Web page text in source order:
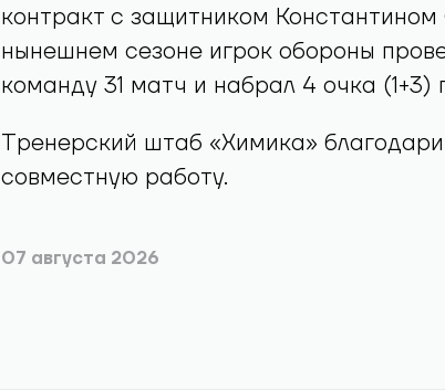
контракт с защитником
нынешнем сезоне игрок обороны
команду 31 матч и набрал 4 очка (1+3)
Тренерский штаб «Химика»
совместную работу.
07 августа 2026